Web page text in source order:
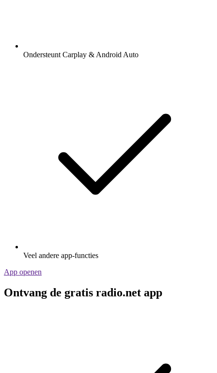
Ondersteunt Carplay & Android Auto
Veel andere app-functies
App openen
Ontvang de gratis radio.net app